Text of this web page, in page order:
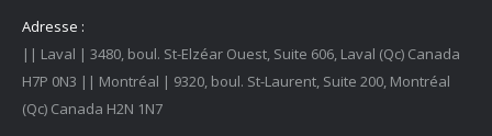
Adresse :
|| Laval | 3480, boul. St-Elzéar Ouest, Suite 606, Laval (Qc) Canada
H7P 0N3 || Montréal | 9320, boul. St-Laurent, Suite 200, Montréal
(Qc) Canada H2N 1N7